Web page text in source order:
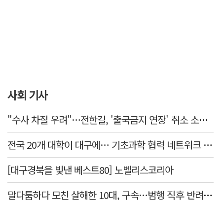
사회 기사
"수사 차질 우려"…전한길, '출국금지 연장' 취소 소송 패소
전국 20개 대학이 대구에… 기초과학 협력 네트워크 출범하다
[대구경북을 빛낸 베스트80] 노벨리스코리아
말다툼하다 모친 살해한 10대, 구속…범행 직후 반려견도 죽여